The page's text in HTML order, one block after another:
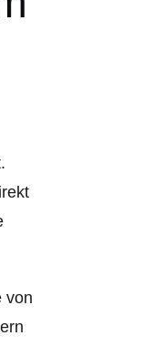
von